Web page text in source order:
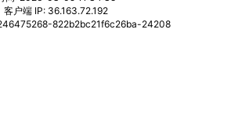
客户端 IP: 36.163.72.192
822b2bc21f6c26ba-24208